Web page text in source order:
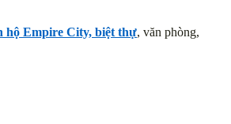
hộ Empire City, biệt thự, văn phòng,